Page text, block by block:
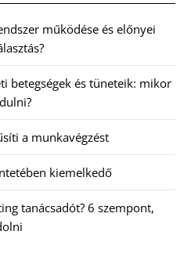
működése és előnyei
betegségek és tüneteik: mikor
a munkavégzést
kiemelkedő
tanácsadót? 6 szempont,